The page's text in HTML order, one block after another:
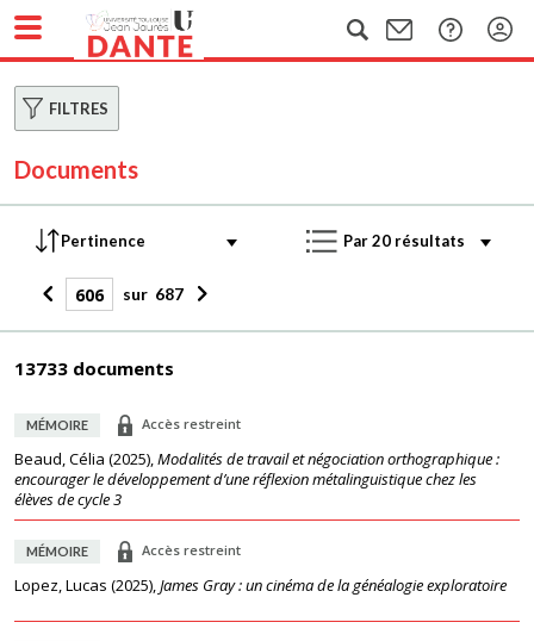
FILTRES
Documents
sur 687
13733 documents
MÉMOIRE Accès restreint
Beaud, Célia (2025),Modalités de travail et négociation orthographique :
encourager le développement d’une réflexion métalinguistique chez les
élèves de cycle 3
MÉMOIRE Accès restreint
Lopez, Lucas (2025),James Gray : un cinéma de la généalogie exploratoire